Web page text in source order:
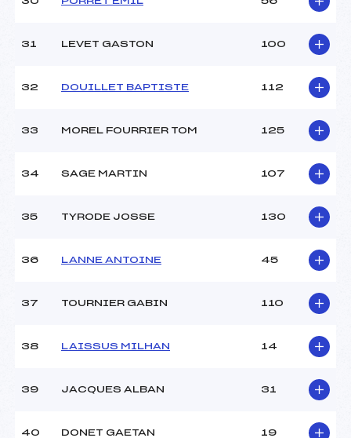
31 LEVET GASTON 100
32 DOUILLET BAPTISTE 112
33 MOREL FOURRIER TOM 125
34 SAGE MARTIN 107
35 TYRODE JOSSE 130
36 LANNE ANTOINE 45
37 TOURNIER GABIN 110
38 LAISSUS MILHAN 14
39 JACQUES ALBAN 31
40 DONET GAETAN 19